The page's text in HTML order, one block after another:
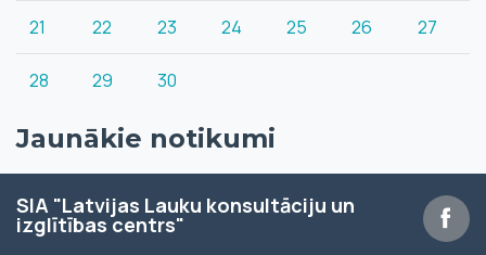
21 22 23 24 25 26 27
28 29 30
Jaunākie notikumi
SIA "Latvijas Lauku konsultāciju un
izglītības centrs"